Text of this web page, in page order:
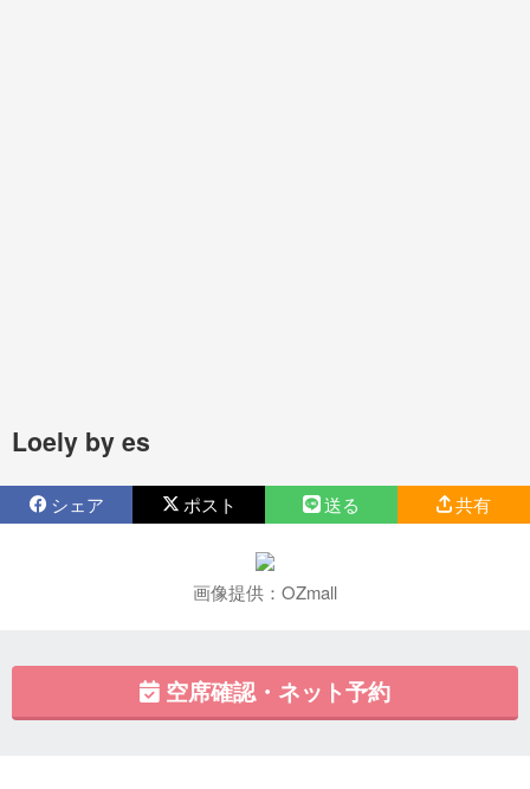
Loely by es
シェア ポスト 送る 共有
画像提供：OZmall
空席確認・ネット予約